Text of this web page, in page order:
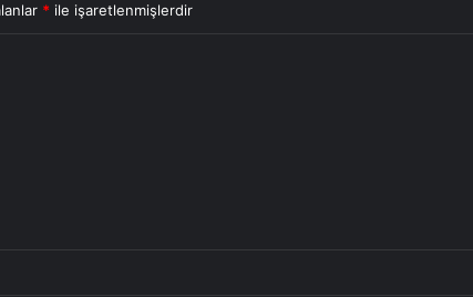
* ile işaretlenmişlerdir